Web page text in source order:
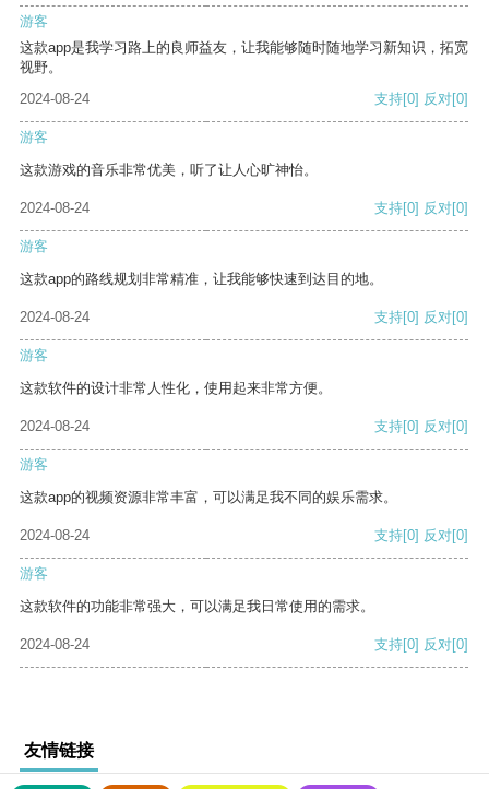
游客
这款app是我学习路上的良师益友，让我能够随时随地学习新知识，拓宽
视野。
2024-08-24
支持[0] 反对[0]
游客
这款游戏的音乐非常优美，听了让人心旷神怡。
2024-08-24 支持[0] 反对[0]
游客
这款app的路线规划非常精准，让我能够快速到达目的地。
2024-08-24 支持[0] 反对[0]
游客
这款软件的设计非常人性化，使用起来非常方便。
2024-08-24 支持[0] 反对[0]
游客
这款app的视频资源非常丰富，可以满足我不同的娱乐需求。
2024-08-24 支持[0] 反对[0]
游客
这款软件的功能非常强大，可以满足我日常使用的需求。
2024-08-24 支持[0] 反对[0]
友情链接